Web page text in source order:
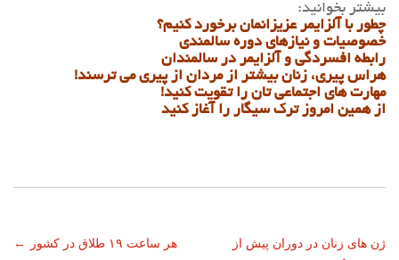
بیشتر بخوانید:
چطور با آلزایمر عزیزانمان برخورد کنیم؟
خصوصیات و نیازهای دوره سالمندی
رابطه افسردگی و آلزایمر در سالمندان
هراس پیری، زنان بیشتر از مردان از پیری می ترسند!
مهارت های اجتماعی تان را تقویت کنید!
از همین امروز ترک سیگار را آغاز کنید
ناوبری
←
هر ساعت ۱۹ طلاق در کشور
ژن های زنان در دوران پیش از